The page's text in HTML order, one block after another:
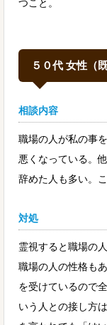
つこと。
５０代 女性（既
相談内容
職場の人が私の事
悪くなっている。
辞めた人も多い。
対処
霊視すると職場の
職場の人の性格も
を受けているので
いう人との接し方